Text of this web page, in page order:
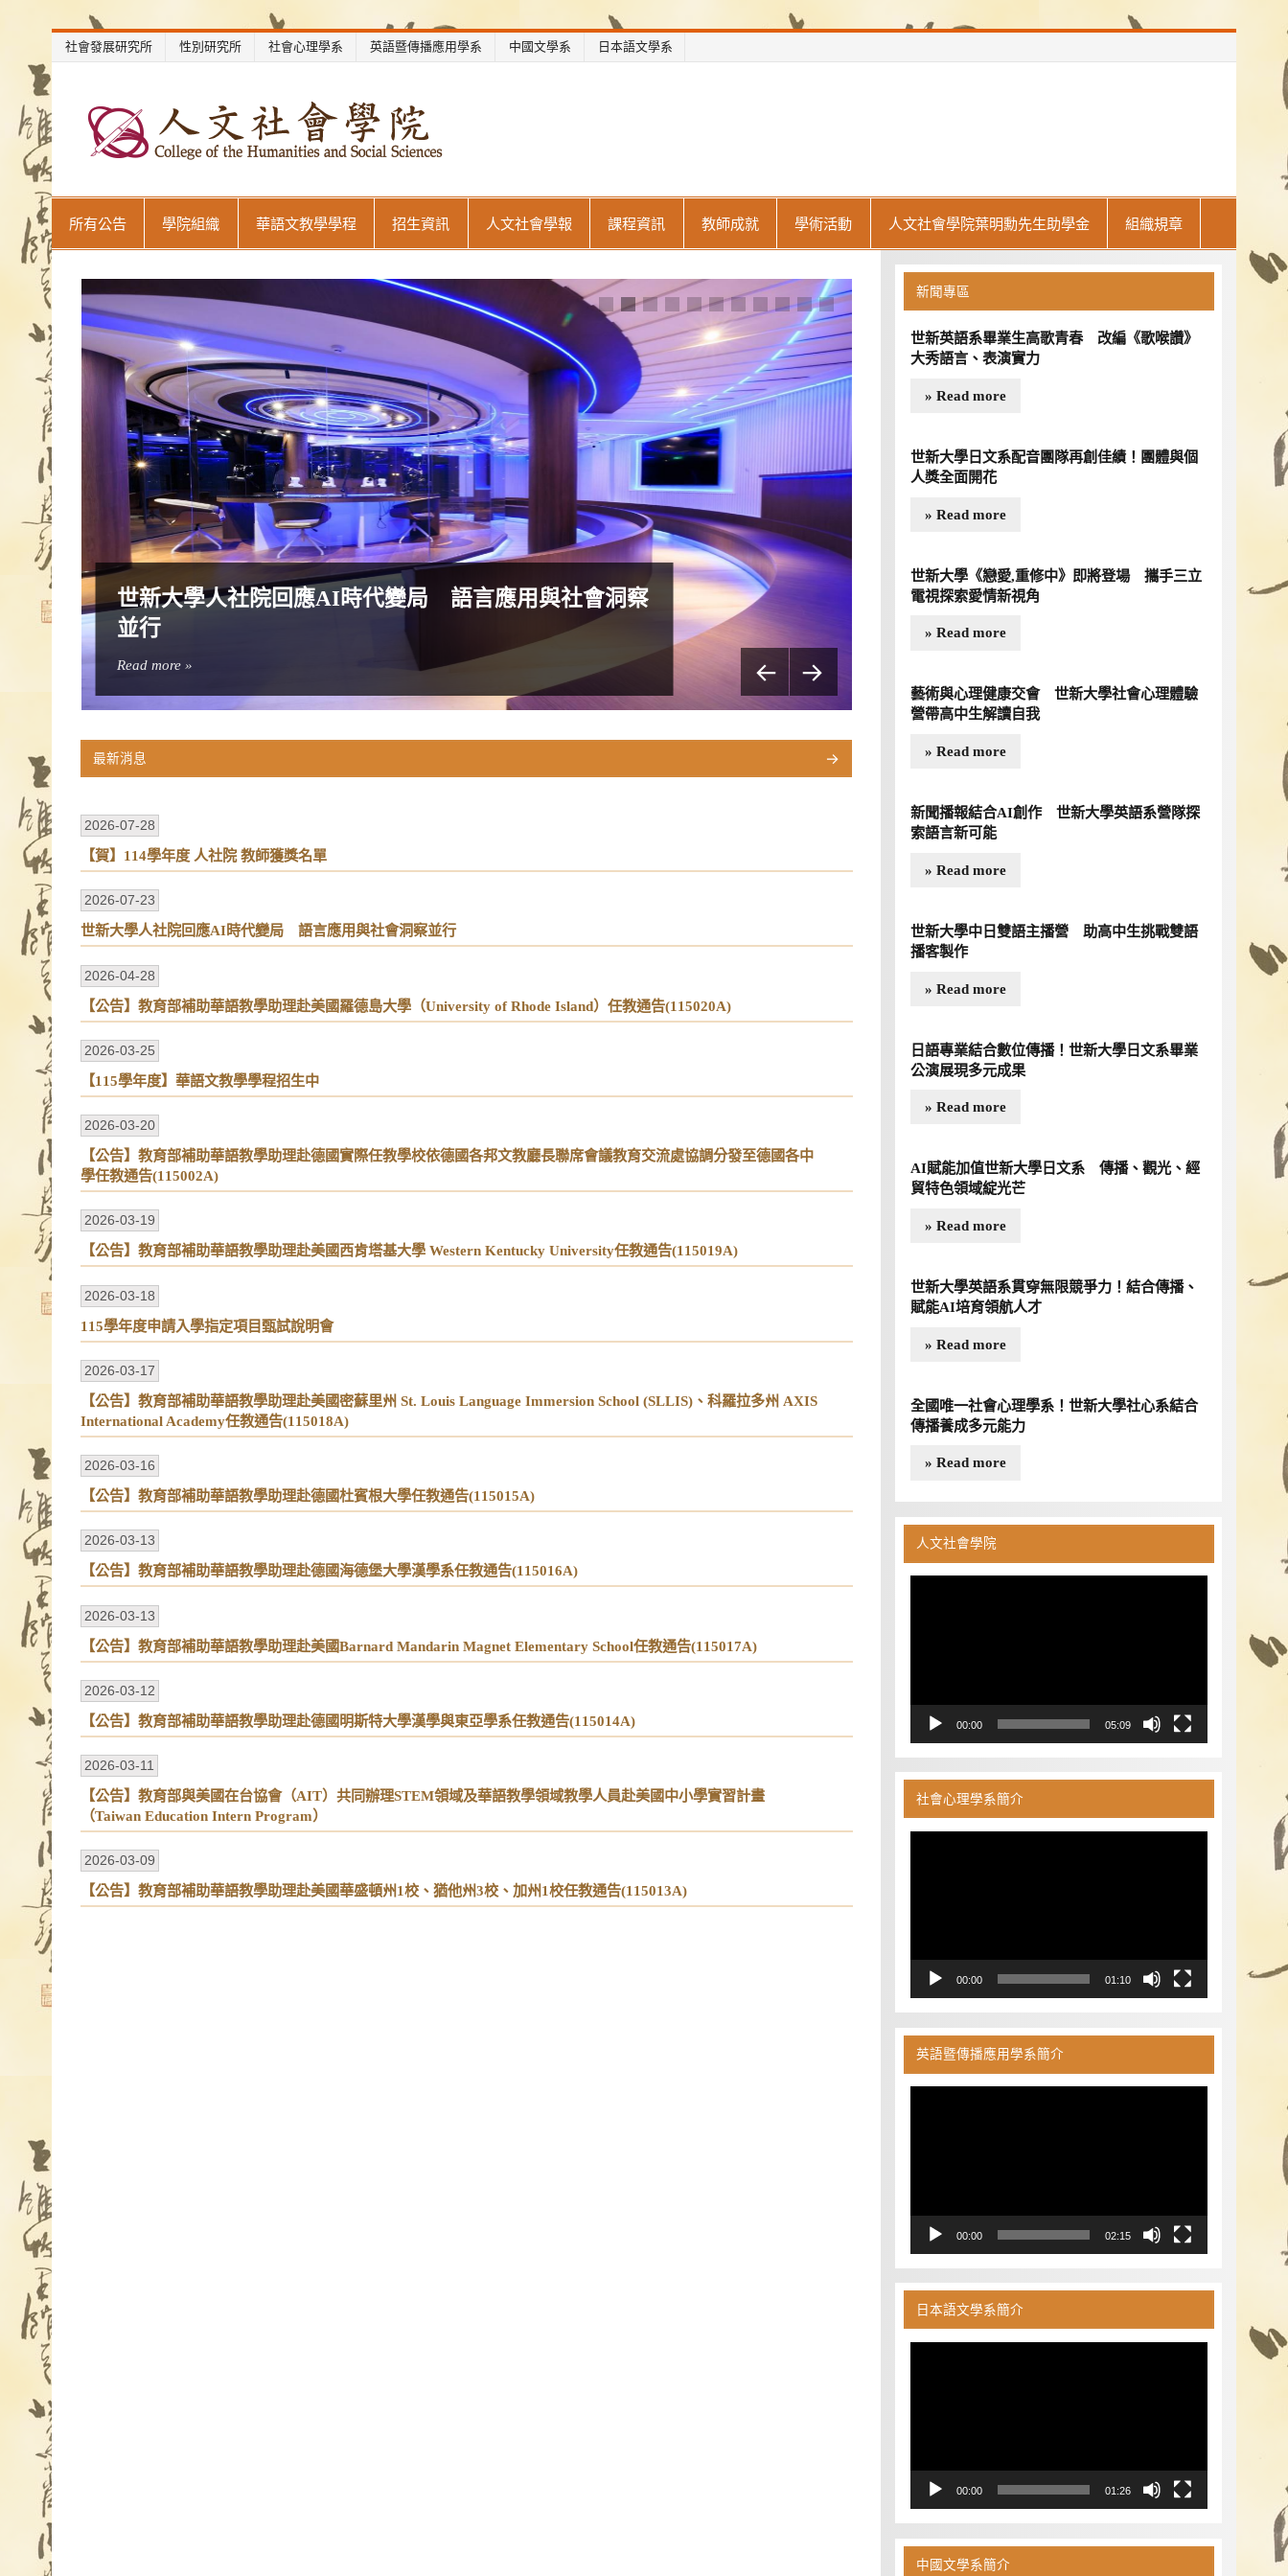
content
社會發展研究所 性別研究所 社會心理學系 英語暨傳播應用學系 中國文學系 日本語文學系
所有公告 學院組織 華語文教學學程 招生資訊 人文社會學報 課程資訊 教師成就 學術活動 人文社會學院葉明勳先生助學金 組織規章
世新大學人社院回應AI時代變局 語言應用與社會洞察
並行
Read more »
活動日期︱115年4月11日(六) 活動時間︱兩個場次，分別為
午場13:00~13:50 活動地點︱本校舍我樓 社會心理學系 英語暨
Read more »
最新消息
【賀】114學年度 人社院 教師獲獎名單
2026-07-28
世新大學人社院回應AI時代變局 語言應用與社會洞察並行
2026-07-23
【公告】教育部補助華語教學助理赴美國羅德島大學（University of Rhode Island）任教通告(115020A)
2026-04-28
【115學年度】華語文教學學程招生中
2026-03-25
【公告】教育部補助華語教學助理赴德國實際任教學校依德國各邦文教廳長聯席會議教育交流處協調分發至德國各中
學任教通告(115002A)
2026-03-20
【公告】教育部補助華語教學助理赴美國西肯塔基大學 Western Kentucky University任教通告(115019A)
2026-03-19
115學年度申請入學指定項目甄試說明會
2026-03-18
【公告】教育部補助華語教學助理赴美國密蘇里州 St. Louis Language Immersion School (SLLIS)、科羅拉多州 AXIS
International Academy任教通告(115018A)
2026-03-17
【公告】教育部補助華語教學助理赴德國杜賓根大學任教通告(115015A)
2026-03-16
【公告】教育部補助華語教學助理赴德國海德堡大學漢學系任教通告(115016A)
2026-03-13
【公告】教育部補助華語教學助理赴美國Barnard Mandarin Magnet Elementary School任教通告(115017A)
2026-03-13
【公告】教育部補助華語教學助理赴德國明斯特大學漢學與東亞學系任教通告(115014A)
2026-03-12
【公告】教育部與美國在台協會（AIT）共同辦理STEM領域及華語教學領域教學人員赴美國中小學實習計畫
（Taiwan Education Intern Program）
2026-03-11
【公告】教育部補助華語教學助理赴美國華盛頓州1校、猶他州3校、加州1校任教通告(115013A)
2026-03-09
新聞專區
世新英語系畢業生高歌青春 改編《歌喉讚》
大秀語言、表演實力
» Read more
世新大學日文系配音團隊再創佳績！團體與個
人獎全面開花
» Read more
世新大學《戀愛,重修中》即將登場 攜手三立
電視探索愛情新視角
» Read more
藝術與心理健康交會 世新大學社會心理體驗
營帶高中生解讀自我
» Read more
新聞播報結合AI創作 世新大學英語系營隊探
索語言新可能
» Read more
世新大學中日雙語主播營 助高中生挑戰雙語
播客製作
» Read more
日語專業結合數位傳播！世新大學日文系畢業
公演展現多元成果
» Read more
AI賦能加值世新大學日文系 傳播、觀光、經
貿特色領域綻光芒
» Read more
世新大學英語系貫穿無限競爭力！結合傳播、
賦能AI培育領航人才
» Read more
全國唯一社會心理學系！世新大學社心系結合
傳播養成多元能力
» Read more
人文社會學院
00:00 05:09
社會心理學系簡介
00:00 01:10
英語暨傳播應用學系簡介
00:00 02:15
日本語文學系簡介
00:00 01:26
中國文學系簡介